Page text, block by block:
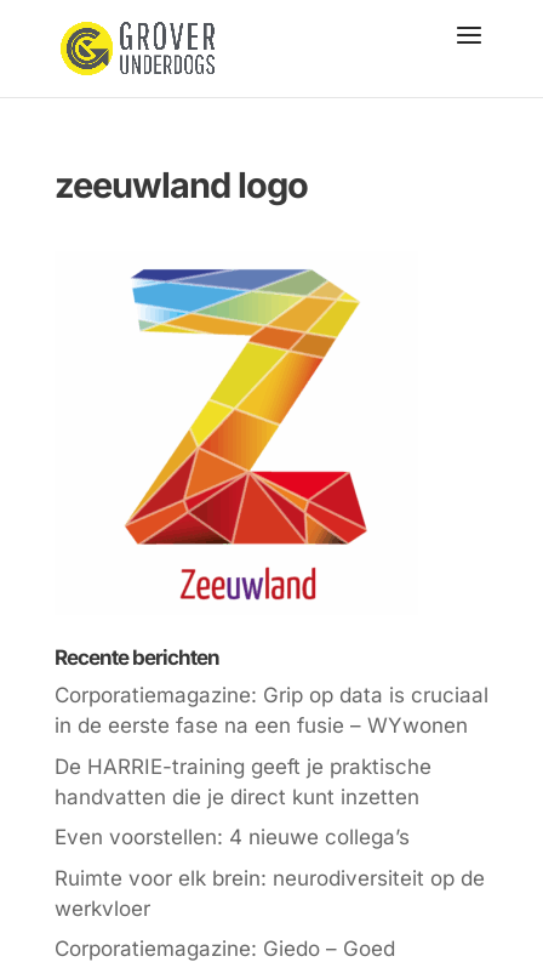
zeeuwland logo
Recente berichten
Corporatiemagazine: Grip op data is cruciaal
in de eerste fase na een fusie – WYwonen
De HARRIE-training geeft je praktische
handvatten die je direct kunt inzetten
Even voorstellen: 4 nieuwe collega’s
Ruimte voor elk brein: neurodiversiteit op de
werkvloer
Corporatiemagazine: Giedo – Goed